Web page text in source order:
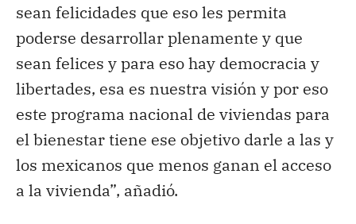
sean felicidades que eso les permita
poderse desarrollar plenamente y que
sean felices y para eso hay democracia y
libertades, esa es nuestra visión y por eso
este programa nacional de viviendas para
el bienestar tiene ese objetivo darle a las y
los mexicanos que menos ganan el acceso
a la vivienda”, añadió.